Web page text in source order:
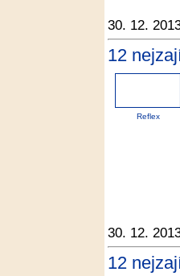
30. 12.
12
Reflex
30. 12.
12